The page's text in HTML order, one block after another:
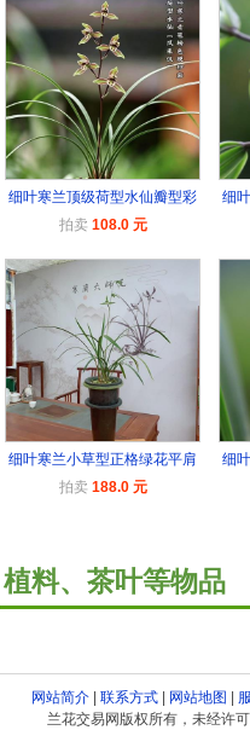
细叶寒兰顶级荷型水仙瓣型彩
拍卖 108.0 元
细
细叶寒兰小草型正格绿花平肩
拍卖 188.0 元
细
植料、茶叶等物品
网站简介| 联系方式| 网站地图 |
兰花交易网版权所有，未经许